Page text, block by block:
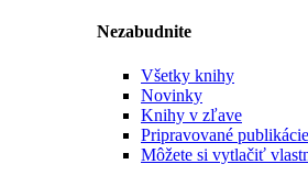
Nezabudnite
Všetky knihy
Novinky
Knihy v zľave
Pripravované publikácie
Môžete si vytlačiť